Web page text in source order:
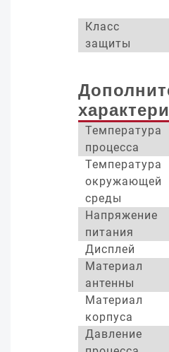
Класс
защиты
Температура
процесса
Температура
окружающей
среды
Напряжение
питания
Дисплей
Материал
антенны
Материал
корпуса
Давление